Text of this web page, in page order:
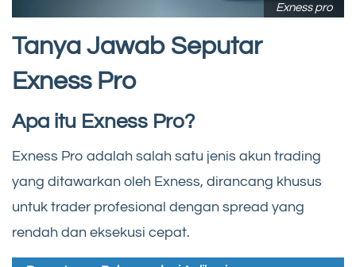
Exness pro
Tanya Jawab Seputar
Exness Pro
Apa itu Exness Pro?
Exness Pro adalah salah satu jenis akun trading
yang ditawarkan oleh Exness, dirancang khusus
untuk trader profesional dengan spread yang
rendah dan eksekusi cepat.